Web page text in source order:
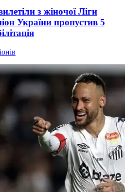
з жіночої Ліги
України пропустив 5